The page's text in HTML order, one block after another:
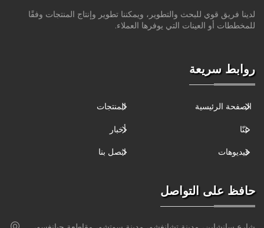
لدينا فريق قوي للبحث والتطوير، ويمكننا تطوير وإنتاج المنتجات وفقًا
للمخططات أو العينات التي يوفرها العملاء.
روابط سريعة
الصفحة الرئيسية المنتجات
عنّا أخبار
فيديوهات اتصل بنا
حافظ على التواصل